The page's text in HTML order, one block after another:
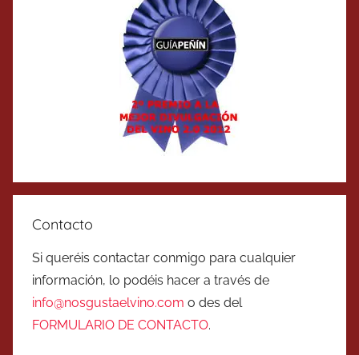
Contacto
Si queréis contactar conmigo para cualquier
información, lo podéis hacer a través de
info@nosgustaelvino.com o des del
FORMULARIO DE CONTACTO.